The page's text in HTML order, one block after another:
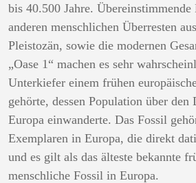
bis 40.500 Jahre.
anderen menschlichen Überresten
Pleistozän, sowie die modernen
„Oase 1“ machen es sehr
Unterkiefer einem frühen
gehörte, dessen Population über
Europa einwanderte. Das Fossil
Exemplaren in Europa, die direkt
und es gilt als das älteste bekannte
menschliche Fossil in Europa.